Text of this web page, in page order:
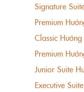
Signature
Premium
Classic Hướng
Premium
Junior Suite
Executive